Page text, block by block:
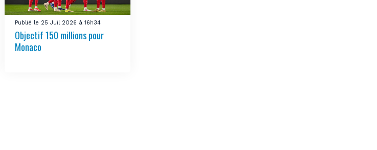
Publié le 25 Juil 2026 à 16h34
Objectif 150 millions pour
Monaco